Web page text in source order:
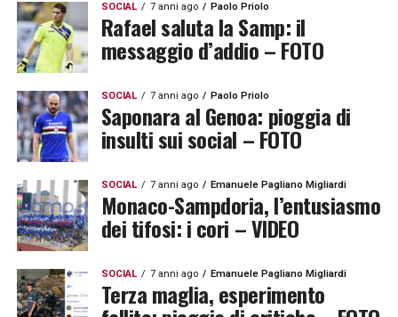
SOCIAL 7 anni ago Paolo Priolo
Rafael saluta la Samp: il
messaggio d’addio – FOTO
SOCIAL 7 anni ago Paolo Priolo
Saponara al Genoa: pioggia di
insulti sui social – FOTO
SOCIAL 7 anni ago Emanuele Pagliano Migliardi
Monaco-Sampdoria, l’entusiasmo
dei tifosi: i cori – VIDEO
SOCIAL 7 anni ago Emanuele Pagliano Migliardi
Terza maglia, esperimento